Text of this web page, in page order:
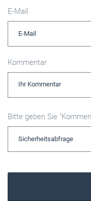
E-Mail
Kommentar
Bitte geben Sie